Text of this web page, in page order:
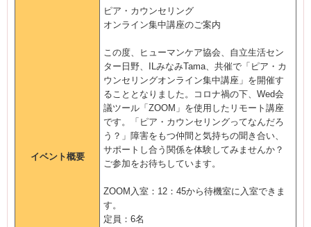
イベント概要
ピア・カウンセリング
オンライン集中講座のご案内
この度、ヒューマンケア協会、自立生活セン
ター日野、ILみなみTama、共催で「ピア・カ
ウンセリングオンライン集中講座」を開催す
ることとなりました。コロナ禍の下、Wed会
議ツール「ZOOM」を使用したリモート講座
です。「ピア・カウンセリングってなんだろ
う？」障害をもつ仲間と気持ちの聞き合い、
サポートし合う関係を体験してみませんか？
ご参加をお待ちしています。
ZOOM入室：12：45から待機室に入室できま
す。
定員：6名